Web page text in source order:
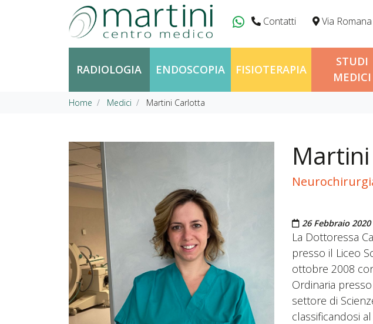
Vai al contenuto
Contatti Via
RADIOLOGIA ENDOSCOPIA FISIOTERAPIA
STUDI
MEDICI
Home Medici Martini Carlotta
Pubblicato il
26 Febbraio 2020
La Dottoressa
presso il Liceo
ottobre 2008
Ordinaria
settore di
classificandosi